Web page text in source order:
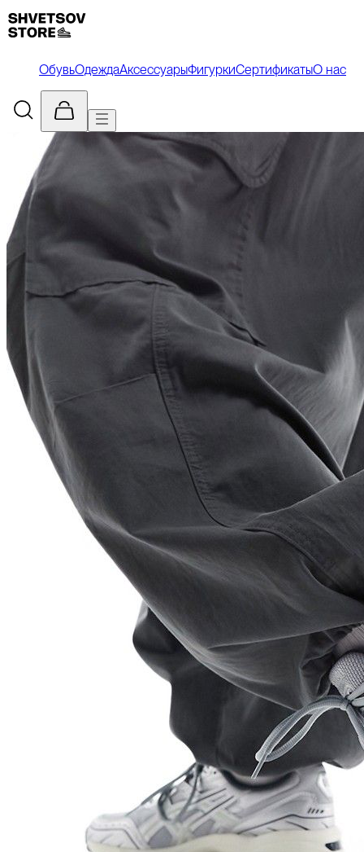
ОбувьОдеждаАксессуарыФигуркиСертификатыО нас